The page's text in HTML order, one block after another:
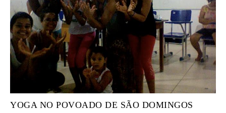
YOGA NO POVOADO DE SÃO DOMINGOS